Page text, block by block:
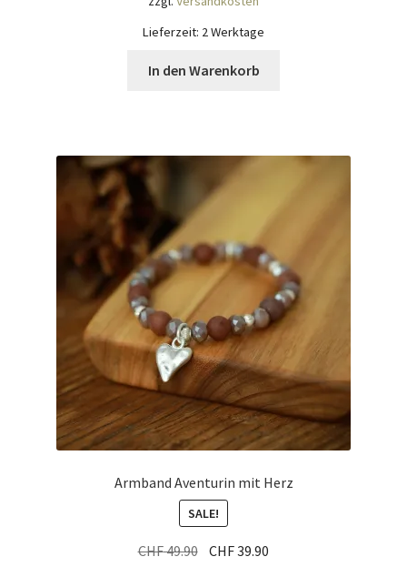
Lieferzeit: 2 Werktage
In den Warenkorb
Armband Aventurin mit Herz
SALE!
CHF49.90 Ursprünglicher
CHF39.90